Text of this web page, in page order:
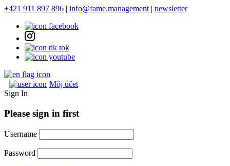
+421 911 897 896 | info@fame.management | newsletter
Môj účet
Sign In
Please sign in first
Username
Password